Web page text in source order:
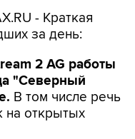
- Краткая
за день:
2 AG работы
"Северный
В том числе речь
на открытых